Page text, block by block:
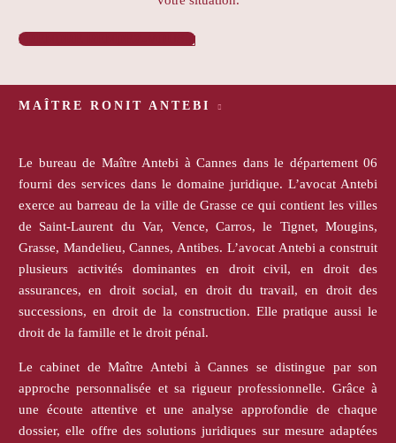
PRENDRE RENDEZ-VOUS 
MAÎTRE RONIT ANTEBI
Le bureau de Maître Antebi à Cannes dans le département 06
fourni des services dans le domaine juridique. L’avocat Antebi
exerce au barreau de la ville de Grasse ce qui contient les villes
de Saint-Laurent du Var, Vence, Carros, le Tignet, Mougins,
Grasse, Mandelieu, Cannes, Antibes. L’avocat Antebi a construit
plusieurs activités dominantes en droit civil, en droit des
assurances, en droit social, en droit du travail, en droit des
successions, en droit de la construction. Elle pratique aussi le
droit de la famille et le droit pénal.
Le cabinet de Maître Antebi à Cannes se distingue par son
approche personnalisée et sa rigueur professionnelle. Grâce à
une écoute attentive et une analyse approfondie de chaque
dossier, elle offre des solutions juridiques sur mesure adaptées